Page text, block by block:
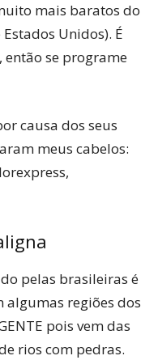
mais baratos do
Unidos). É
então se programe
causa dos seus
meus cabelos:
pelas brasileiras é
algumas regiões dos
pois vem das
rios com pedras.